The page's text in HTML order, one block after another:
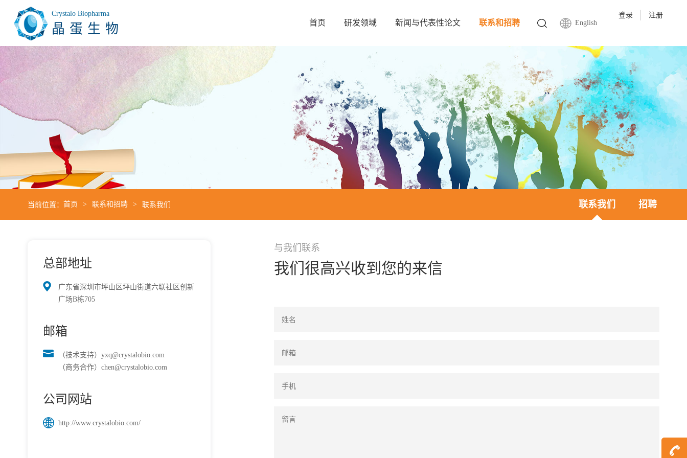
Crystalo Biopharma
晶蛋生物
登录
注册
English
首页 研发领域 新闻与代表性论文 联系和招聘
当前位置： 首页 联系和招聘 联系我们 联系我们 招聘
总部地址
广东省深圳市坪山区坪山街道六联社区创新
广场B栋705
邮箱
（技术支持）yxq@crystalobio.com
（商务合作）chen@crystalobio.com
公司网站
http://www.crystalobio.com/
与我们联系
我们很高兴收到您的来信